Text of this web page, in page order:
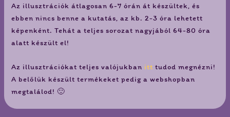
Az illusztrációk átlagosan 6-7 órán át készültek, és
ebben nincs benne a kutatás, az kb. 2-3 óra lehetett
képenként. Tehát a teljes sorozat nagyjából 64-80 óra
alatt készült el!
Az illusztrációkat teljes valójukban itt tudod megnézni!
A belőlük készült termékeket pedig a webshopban
megtalálod! 🙂